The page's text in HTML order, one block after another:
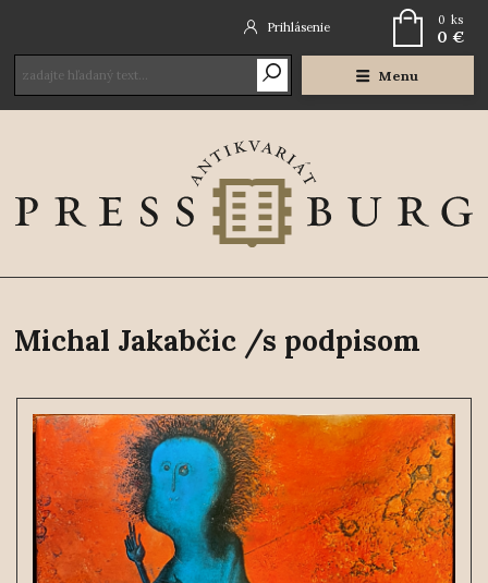
Menu
Prihlásenie 0 ks
0 €
Michal Jakabčic /s podpisom